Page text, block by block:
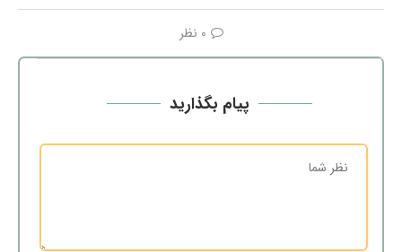
0 نظر
پیام بگذارید